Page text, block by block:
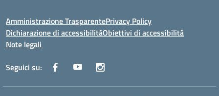
Amministrazione TrasparentePrivacy Policy
Dichiarazione di accessibilitàObiettivi di accessibilità
Note legali
Seguici su: